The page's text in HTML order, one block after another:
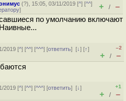
(?), 15:05, 03/11/2019 [^] [^^]
] + / –
по умолчанию включают
2019 [^] [^^] [^^^] [ответить][↓] [↑]
–2
+ / –
2019 [^] [^^] [^^^] [ответить][↓]
+1
+ / –